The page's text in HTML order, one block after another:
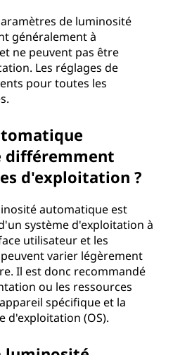
de luminosité
généralement à
ne peuvent pas être
Les réglages de
pour toutes les
différemment
d'exploitation ?
automatique est
système d'exploitation à
utilisateur et les
varier légèrement
Il est donc recommandé
ou les ressources
spécifique et la
d'exploitation (OS).